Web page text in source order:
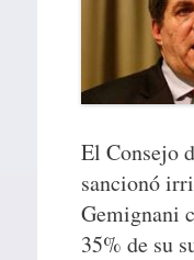
El Consejo
sancionó
Gemignani
35% de su